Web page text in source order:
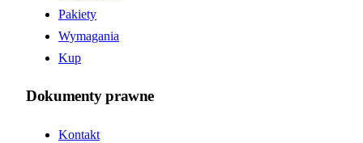
Pakiety
Wymagania
Kup
Dokumenty prawne
Kontakt